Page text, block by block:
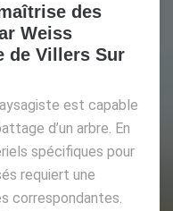
des
Weiss
de Villers Sur
est capable
d’un arbre. En
spécifiques pour
requiert une
correspondantes.